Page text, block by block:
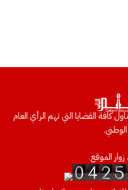
كافة القضايا التي تهم الرأي العام
الوطني.
الموقع